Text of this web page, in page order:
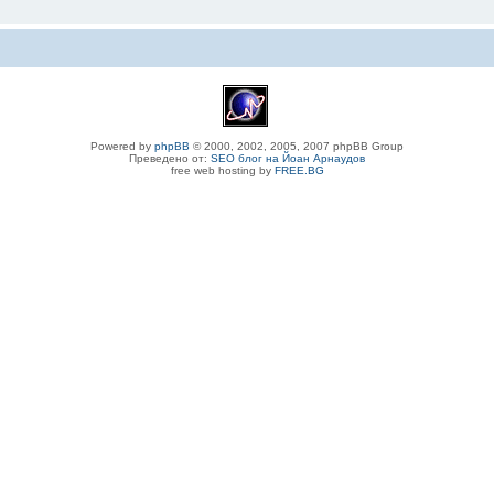
Powered by phpBB © 2000, 2002, 2005, 2007 phpBB Group
Преведено от: SEO блог на Йоан Арнаудов
free web hosting by FREE.BG